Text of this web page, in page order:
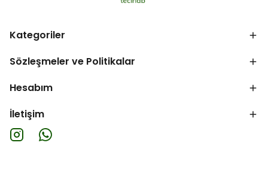
Kategoriler
Sözleşmeler ve Politikalar
Hesabım
İletişim